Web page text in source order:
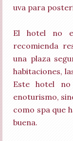
uva para
El hotel no
recomienda
una plaza
habitaciones,
Este hotel
enoturismo,
como spa que
buena.